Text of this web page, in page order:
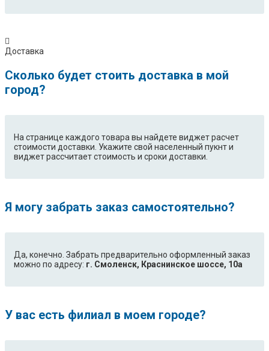
Доставка
Сколько будет стоить доставка в мой
город?
На странице каждого товара вы найдете виджет расчет
стоимости доставки. Укажите свой населенный пукнт и
виджет рассчитает стоимость и сроки доставки.
Я могу забрать заказ самостоятельно?
Да, конечно. Забрать предварительно оформленный заказ
можно по адресу: г. Смоленск, Краснинское шоссе, 10а
У вас есть филиал в моем городе?